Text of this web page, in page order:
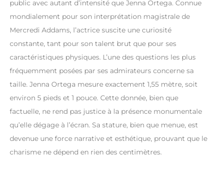
public avec autant d’intensité que Jenna Ortega. Connue
mondialement pour son interprétation magistrale de
Mercredi Addams, l’actrice suscite une curiosité
constante, tant pour son talent brut que pour ses
caractéristiques physiques. L’une des questions les plus
fréquemment posées par ses admirateurs concerne sa
taille. Jenna Ortega mesure exactement 1,55 mètre, soit
environ 5 pieds et 1 pouce. Cette donnée, bien que
factuelle, ne rend pas justice à la présence monumentale
qu’elle dégage à l’écran. Sa stature, bien que menue, est
devenue une force narrative et esthétique, prouvant que le
charisme ne dépend en rien des centimètres.